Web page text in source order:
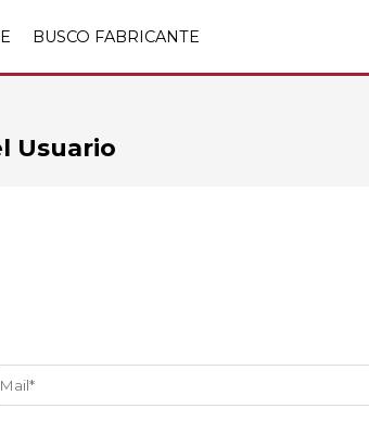
BUSCO FABRICANTE
Usuario